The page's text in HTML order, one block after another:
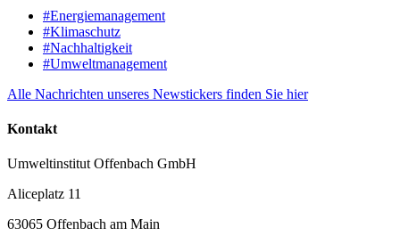
#Energiemanagement
#Klimaschutz
#Nachhaltigkeit
#Umweltmanagement
Alle Nachrichten unseres Newstickers finden Sie hier
Kontakt
Umweltinstitut Offenbach GmbH
Aliceplatz 11
63065 Offenbach am Main